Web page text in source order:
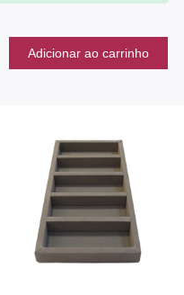
Adicionar ao carrinho